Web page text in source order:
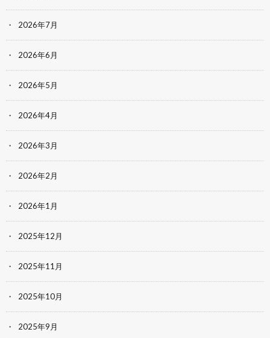
2026年7月
2026年6月
2026年5月
2026年4月
2026年3月
2026年2月
2026年1月
2025年12月
2025年11月
2025年10月
2025年9月